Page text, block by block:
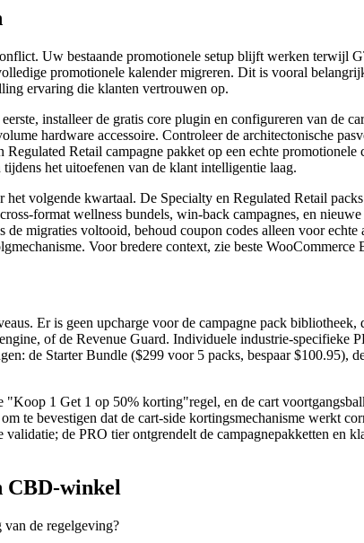
Uw bestaande promotionele setup blijft werken terwijl
promotionele kalender migreren. Dit is vooral
ervaring die klanten vertrouwen op.
installeer de gratis core plugin en configureren van de
hardware accessoire. Controleer de architectonische
Retail campagne pakket op een echte
het uitoefenen van de klant intelligentie laag.
volgende kwartaal. De Specialty en Regulated Retail
format wellness bundels, win-back campagnes, en
migraties voltooid, behoud coupon codes alleen voor
Voor bredere context, zie beste
Er is geen upcharge voor de campagne pack
of de Revenue Guard. Individuele industrie-specifieke
de Starter Bundle ($299 voor 5 packs, bespaar $100.95),
1 Get 1 op 50% korting"regel, en de cart
te bevestigen dat de cart-side kortingsmechanisme werkt
de PRO tier ontgrendelt de campagnepakketten en
CBD-winkel
de regelgeving?